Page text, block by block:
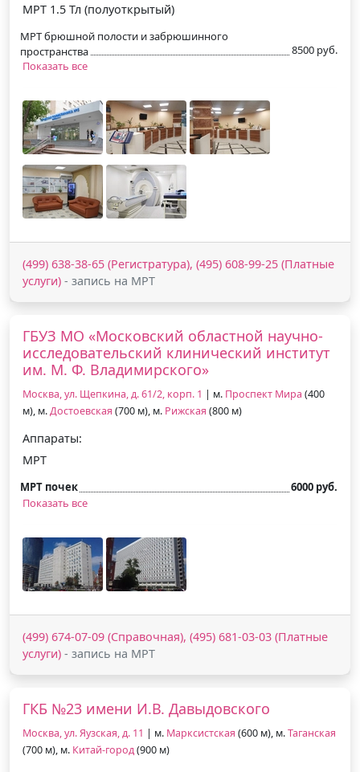
МРТ 1.5 Тл (полуоткрытый)
МРТ брюшной полости и забрюшинного
пространства
8500 руб.
Показать все
(499) 638-38-65 (Регистратура), (495) 608-99-25 (Платные
услуги) - запись на МРТ
ГБУЗ МО «Московский областной научно-
исследовательский клинический институт
им. М. Ф. Владимирского»
Москва, ул. Щепкина, д. 61/2, корп. 1 | м. Проспект Мира (400
м), м.Достоевская (700 м), м. Рижская (800 м)
Аппараты:
МРТ
МРТ почек
6000 руб.
Показать все
(499) 674-07-09 (Справочная), (495) 681-03-03 (Платные
услуги) - запись на МРТ
ГКБ №23 имени И.В. Давыдовского
Москва, ул. Яузская, д. 11 | м. Марксистская (600 м), м.Таганская
(700 м), м. Китай-город(900 м)